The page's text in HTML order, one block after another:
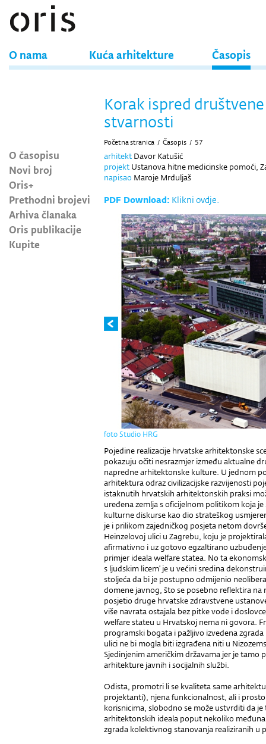
O nama Kuća arhitekture Časopis
O časopisu
Novi broj
Oris+
Prethodni brojevi
Arhiva članaka
Oris publikacije
Kupite
Korak ispred društvene
stvarnosti
Početna stranica / Časopis / 57
arhitekt Davor Katušić
projekt Ustanova hitne medicinske pomoći,
napisao Maroje Mrduljaš
PDF Download: Klikni ovdje.
foto Studio HRG
Pojedine realizacije hrvatske arhitektonske
pokazuju očiti nesrazmjer između aktualne
napredne arhitektonske kulture. U jednom
arhitektura odraz civilizacijske razvijenosti
istaknutih hrvatskih arhitektonskih praksi
uređena zemlja s oficijelnom politikom koja
kulturne diskurse kao dio strateškog
je i prilikom zajedničkog posjeta netom
Heinzelovoj ulici u Zagrebu, koju je
afirmativno i uz gotovo egzaltirano
primjer ideala welfare statea. No ta
s ljudskim licem’ je u većini sredina
stoljeća da bi je postupno odmijenio
domene javnog, što se posebno reflektira na
posjetio druge hrvatske zdravstvene
više navrata ostajala bez pitke vode i
welfare stateu u Hrvatskoj nema ni govora.
programski bogata i pažljivo izvedena
ulici ne bi mogla biti izgrađena niti u
Sjedinjenim američkim državama jer je tamo
arhitekture javnih i socijalnih službi.
Odista, promotri li se kvaliteta same
projektanti), njena funkcionalnost, ali i
korisnicima, slobodno se može ustvrditi da
arhitektonskih ideala poput nekoliko
zgrada kolektivnog stanovanja realiziranih u